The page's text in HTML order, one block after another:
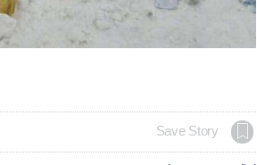
Save Story